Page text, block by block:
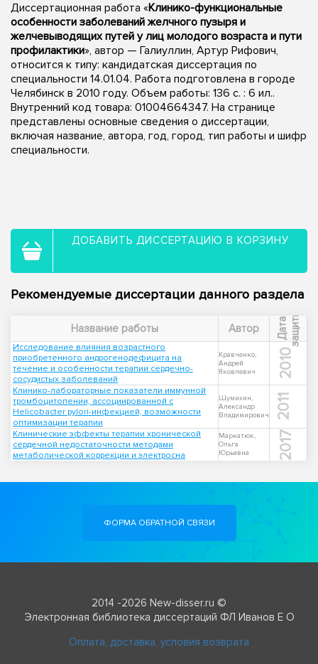
Диссертационная работа «Клинико-функциональные
особенности заболеваний желчного пузыря и
желчевыводящих путей у лиц молодого возраста и пути
профилактики», автор — Галиуллин, Артур Рифович,
относится к типу: кандидатская диссертация по
специальности 14.01.04. Работа подготовлена в городе
Челябинск в 2010 году. Объем работы: 136 с. : 6 ил..
Внутренний код товара: 01004664347. На странице
представлены основные сведения о диссертации,
включая название, автора, год, город, тип работы и шифр
специальности.
ДОБАВИТЬ ДИССЕРТАЦИЮ В КОРЗИНУ
Рекомендуемые диссертации данного раздела
Название работы Автор Д
а
т
а
з
а
щ
и
т ы
Исследование влияния возрастного
приобретенного андрогенодефицита на
течение и особенности терапии сердечно-
сосудистых заболеваний
Кравченко,
Андрей
Яковлевич
2010
Клинико-лабораторные показатели иммунной
тромбоцитопении, ассоциированной с
Helicobacter pylori-инфекцией, возможности
оптимизации терапии
Шумихин,
Александр
Владимирович
2011
Клинические эффекты терапии хронической
сердечной недостаточности методами
метаболической коррекции и электросна
Маркатюк,
Ольга
Юрьевна
2017
ФОРМА ОБРАТНОЙ СВЯЗИ
2014 -2026 New-disser.ru ©
Электронная библиотека диссертаций ФЛ Иванов Е О
Оплата, доставка, условия возврата